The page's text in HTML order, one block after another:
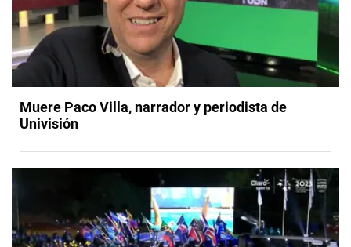
Muere Paco Villa, narrador y periodista de
Univisión